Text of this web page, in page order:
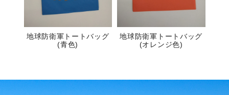
地球防衛軍トートバッグ
(青色)
地球防衛軍トートバッグ
(オレンジ色)